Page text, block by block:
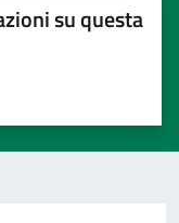
su questa